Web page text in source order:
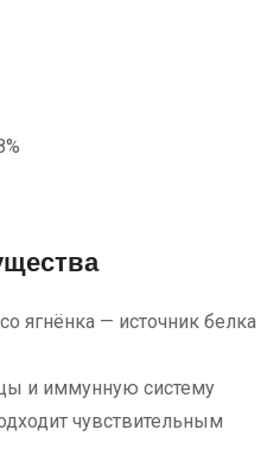
ягнёнка — источник белка
и иммунную систему
чувствительным